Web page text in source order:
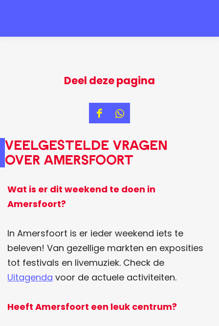
Deel deze pagina
D
e
l
e
p
a
g
i
a
D
e
l
e
p
a
g
i
a
Veelgestelde vragen
over Amersfoort
Wat is er dit weekend te doen in
Amersfoort?
In Amersfoort is er ieder weekend iets te
beleven! Van gezellige markten en exposities
tot festivals en livemuziek. Check de
Uitagenda voor de actuele activiteiten.
Heeft Amersfoort een leuk centrum?